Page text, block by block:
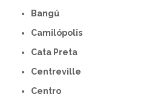
Bangú
Camilópolis
Cata Preta
Centreville
Centro